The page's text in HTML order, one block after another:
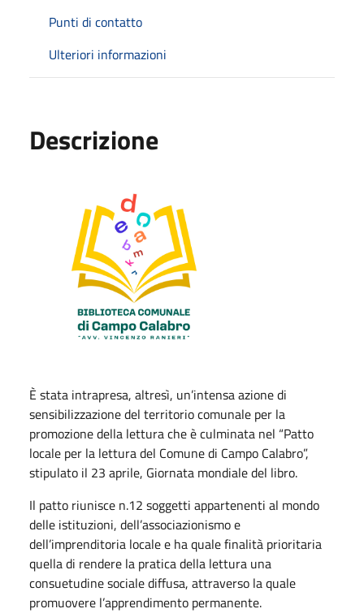
Punti di contatto
Ulteriori informazioni
Descrizione
È stata intrapresa, altresì, un’intensa azione di
sensibilizzazione del territorio comunale per la
promozione della lettura che è culminata nel “Patto
locale per la lettura del Comune di Campo Calabro”,
stipulato il 23 aprile, Giornata mondiale del libro.
Il patto riunisce n.12 soggetti appartenenti al mondo
delle istituzioni, dell’associazionismo e
dell’imprenditoria locale e ha quale finalità prioritaria
quella di rendere la pratica della lettura una
consuetudine sociale diffusa, attraverso la quale
promuovere l’apprendimento permanente.